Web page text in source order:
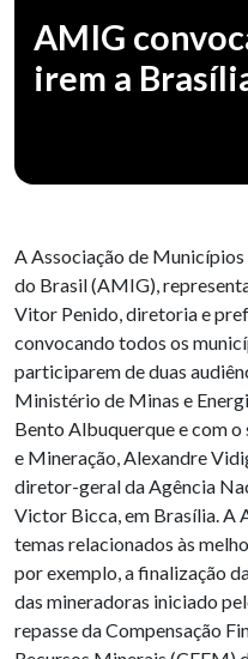
AMIG
irem a
A Associação de
do Brasil (AMIG),
Vitor Penido, diretoria e
convocando todos os
participarem de duas
Ministério de Minas e
Bento Albuquerque e com
e Mineração, Alexandre
diretor-geral da Agência
Victor Bicca, em Brasília. A
temas relacionados às
por exemplo, a finalização
das mineradoras iniciado
repasse da Compensação